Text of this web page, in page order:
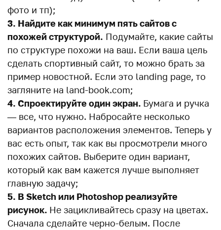
фото и тп);
3. Найдите как минимум пять сайтов с
похожей структурой. Подумайте, какие сайты
по структуре похожи на ваш. Если ваша цель
сделать спортивный сайт, то можно брать за
пример новостной. Если это landing page, то
загляните на land-book.com;
4. Спроектируйте один экран. Бумага и ручка
— все, что нужно. Набросайте несколько
вариантов расположения элементов. Теперь у
вас есть опыт, так как вы просмотрели много
похожих сайтов. Выберите один вариант,
который как вам кажется лучше выполняет
главную задачу;
5. В Sketch или Photoshop реализуйте
рисунок. Не зацикливайтесь сразу на цветах.
Сначала сделайте черно-белым. После